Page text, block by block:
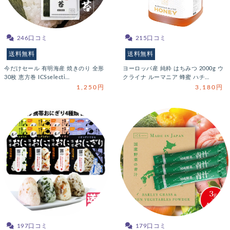
246口コミ
送料無料
今だけセール 有明海産 焼きのり 全形
30枚 恵方巻 ICSselecti…
1,250円
215口コミ
送料無料
ヨーロッパ産 純粋 はちみつ 2000g ウ
クライナ ルーマニア 蜂蜜 ハチ…
3,180円
197口コミ 179口コミ